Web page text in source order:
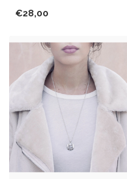
cloi...
€28,00